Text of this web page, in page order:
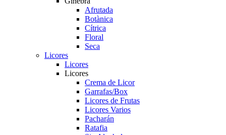
Afrutada
Botànica
Cítrica
Floral
Seca
Licores
Licores
Licores
Crema de Licor
Garrafas/Box
Licores de Frutas
Licores Varios
Pacharán
Ratafia